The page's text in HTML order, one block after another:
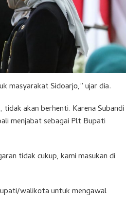
masyarakat Sidoarjo,” ujar dia.
akan berhenti. Karena Subandi
menjabat sebagai Plt Bupati
tidak cukup, kami masukan di
walikota untuk mengawal